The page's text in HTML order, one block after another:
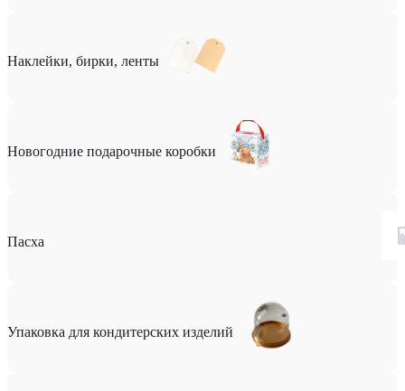
Наклейки, бирки, ленты
Новогодние подарочные коробки
Пасха
Упаковка для кондитерских изделий